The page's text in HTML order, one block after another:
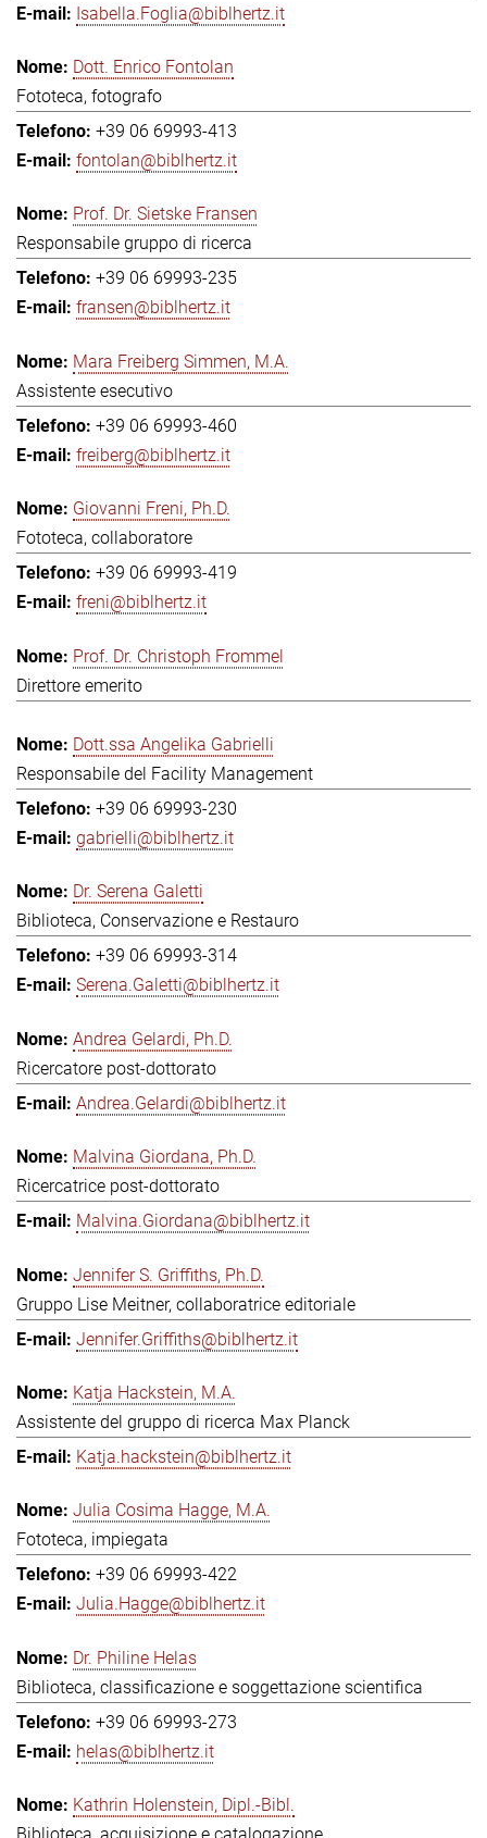
Isabella.Foglia@biblhertz.it
Dott. Enrico Fontolan
Fototeca, fotografo
+39 06 69993-413
fontolan@biblhertz.it
Prof. Dr. Sietske Fransen
Responsabile gruppo di ricerca
+39 06 69993-235
fransen@biblhertz.it
Mara Freiberg Simmen, M.A.
Assistente esecutivo
+39 06 69993-460
freiberg@biblhertz.it
Giovanni Freni, Ph.D.
Fototeca, collaboratore
+39 06 69993-419
freni@biblhertz.it
Prof. Dr. Christoph Frommel
Direttore emerito
Dott.ssa Angelika Gabrielli
Responsabile del Facility Management
+39 06 69993-230
gabrielli@biblhertz.it
Dr. Serena Galetti
Biblioteca, Conservazione e Restauro
+39 06 69993-314
Serena.Galetti@biblhertz.it
Andrea Gelardi, Ph.D.
Ricercatore post-dottorato
Andrea.Gelardi@biblhertz.it
Malvina Giordana, Ph.D.
Ricercatrice post-dottorato
Malvina.Giordana@biblhertz.it
Jennifer S. Griffiths, Ph.D.
Gruppo Lise Meitner, collaboratrice editoriale
Jennifer.Griffiths@biblhertz.it
Katja Hackstein, M.A.
Assistente del gruppo di ricerca Max Planck
Katja.hackstein@biblhertz.it
Julia Cosima Hagge, M.A.
Fototeca, impiegata
+39 06 69993-422
Julia.Hagge@biblhertz.it
Dr. Philine Helas
Biblioteca, classificazione e soggettazione scientifica
+39 06 69993-273
helas@biblhertz.it
Kathrin Holenstein, Dipl.-Bibl.